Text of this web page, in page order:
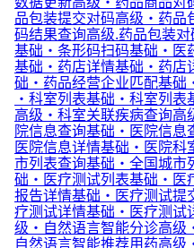
品包装提交对码高级·药品
码结果查询高级.药品包装
基础·条形码扫码基础·医
基础·药店详情基础·药店
础·药品经营企业匹配基础
·科室列表基础·科室列表
高级·科室关联疾病查询高
院信息查询基础·医院信息
医院信息详情基础·医院科
市列表查询基础·全国城市
础·医疗测试列表基础·医
报告详情基础·医疗测试提
疗测试详情基础·医疗测试
级·自然语言智能分诊高级
自然语言智能推荐用药高级